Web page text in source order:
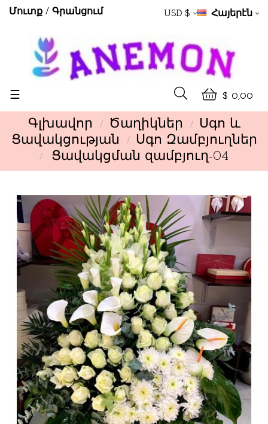
Մուտք Գրանցում USD $ Հայերէն
$ 0,00
Toggle
☰
Գլխավոր Ծաղիկներ
Սգո և
Ցավակցության
Սգո Զամբյուղներ
Ցավակցման զամբյուղ-04